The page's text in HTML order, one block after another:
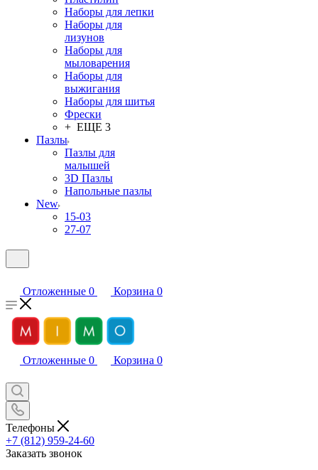
Наборы для лепки
Наборы для
лизунов
Наборы для
мыловарения
Наборы для
выжигания
Наборы для шитья
Фрески
+ ЕЩЕ 3
Пазлы
Пазлы для
малышей
3D Пазлы
Напольные пазлы
New
15-03
27-07
Отложенные 0 Корзина 0
Отложенные 0 Корзина 0
Телефоны
+7 (812) 959-24-60
Заказать звонок